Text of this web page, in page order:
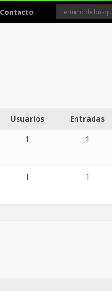
Contacto
Usuarios Entradas
1 1
1 1